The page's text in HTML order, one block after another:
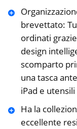
brevettato:
ordinati
design
scomparto
una tasca
iPad e
Ha la
eccellente